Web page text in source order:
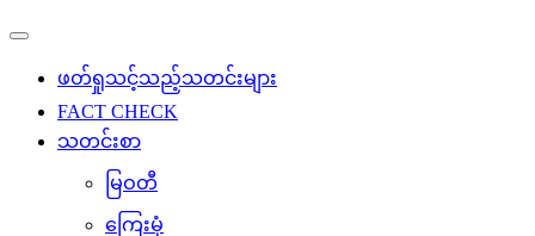
ဖတ်ရှုသင့်သည့်သတင်းများ
FACT CHECK
သတင်းစာ
မြဝတီ
ကြေးမုံ